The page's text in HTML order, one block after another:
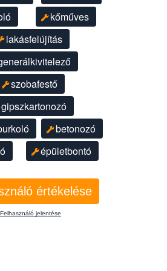
kőműves
lakásfelújítás
szobafestő
gipszkartonozó
betonozó
épületbontó
értékelése
Felhasználó jelentése